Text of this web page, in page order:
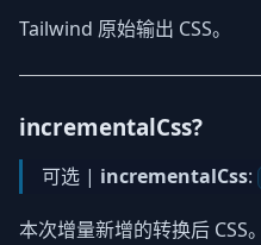
Tailwind 原始输出 CSS。
incrementalCss?
可选 | incrementalCss:
本次增量新增的转换后 CSS。